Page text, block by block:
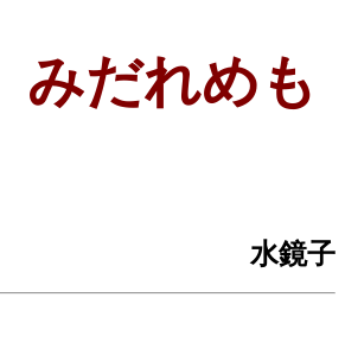
みだれめも
水鏡子